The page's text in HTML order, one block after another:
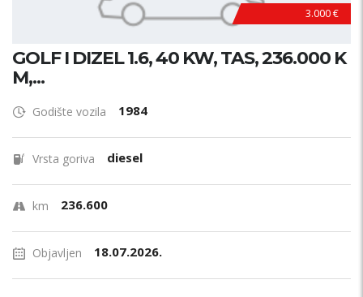
3.000 €
GOLF I DIZEL 1.6, 40 KW, TAS, 236.000 K
M,...
Godište vozila 1984
Vrsta goriva diesel
km 236.600
Objavljen 18.07.2026.